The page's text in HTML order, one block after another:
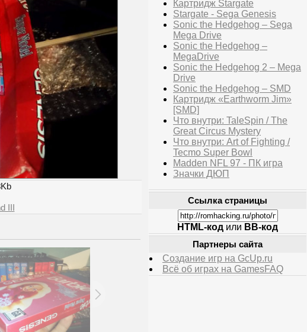
III
Картридж Stargate
Stargate - Sega Genesis
Sonic the Hedgehog – Sega
Mega Drive
Sonic the Hedgehog –
MegaDrive
Sonic the Hedgehog 2 – Mega
Drive
Sonic the Hedgehog – SMD
Картридж «Earthworm Jim»
[SMD]
Что внутри: TaleSpin / The
Great Circus Mystery
Что внутри: Art of Fighting /
Tecmo Super Bowl
Madden NFL 97 - ПК игра
Значки ДЮП
Ссылка страницы
HTML-код или BB-код
Партнеры сайта
Создание игр на GcUp.ru
Всё об играх на GamesFAQ